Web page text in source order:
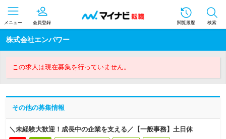
メニュー 会員登録 閲覧履歴 検索
株式会社エンパワー
この求人は現在募集を行っていません。
その他の募集情報
＼未経験大歓迎！成長中の企業を支える／【一般事務】土日休